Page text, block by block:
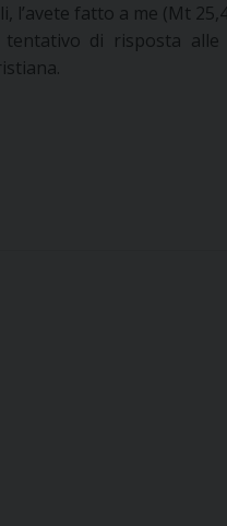
l’avete fatto a me (Mt
di risposta